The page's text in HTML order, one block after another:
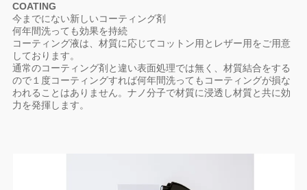
COATING
今までにない新しいコーティング剤
何年間洗っても効果を持続
コーティング液は、材質に応じてコットン用とレザー用をご用意
しております。
通常のコーティング剤と違い表面処理では無く、材質結合をする
ので１度コーティングすれば何年間洗ってもコーティングが損な
われることはありません。ナノ分子で材質に浸透し材質と共に効
力を発揮します。